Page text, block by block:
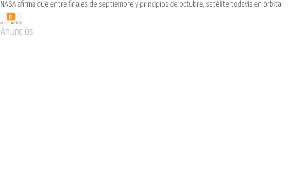
NASA afirma que entre finales de septiembre y principios de octubre, satélite todavía en órbita
Anuncios